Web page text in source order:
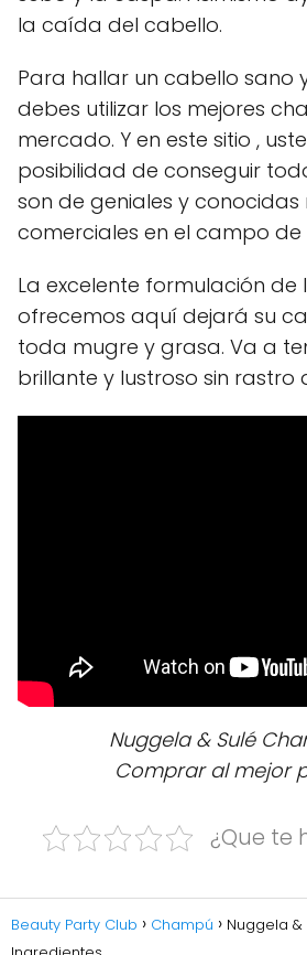
la caída del cabello.
Para hallar un cabello sano
debes utilizar los mejores
mercado. Y en este sitio ,
posibilidad de conseguir
son de geniales y
comerciales en el campo
La excelente formulación de
ofrecemos aquí dejará su
toda mugre y grasa. Va a
brillante y lustroso sin rastro
Nuggela & Sulé
Comprar al mejor
¿Que te
Beauty Party Club Champú
Nuggela